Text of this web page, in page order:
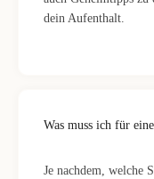
dein Aufenthalt.
Was muss ich für
Je nachdem, welche